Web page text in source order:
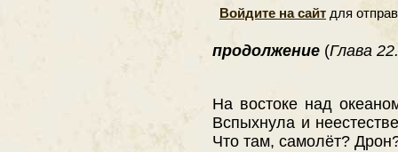
Войдите на сайт для
продолжение (Глава
На востоке над
Вспыхнула и
Что там, самолёт?